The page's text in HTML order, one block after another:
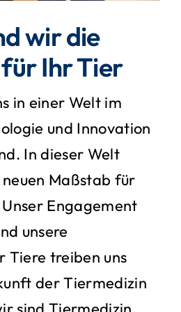
wir die
Ihr Tier
in einer Welt im
und Innovation
In dieser Welt
Maßstab für
Engagement
unsere
Tiere treiben uns
der Tiermedizin